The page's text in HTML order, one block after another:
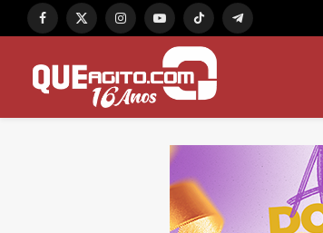
Facebook
X
InstagramYouTubeTikTok Telegram